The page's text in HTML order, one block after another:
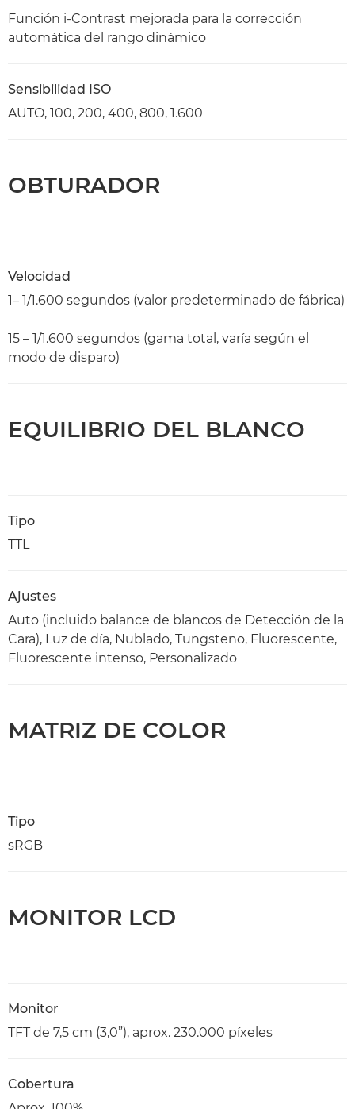
Función i-Contrast mejorada para la corrección
automática del rango dinámico
Sensibilidad ISO
AUTO, 100, 200, 400, 800, 1.600
OBTURADOR
Velocidad
1– 1/1.600 segundos (valor predeterminado de fábrica)
15 – 1/1.600 segundos (gama total, varía según el
modo de disparo)
EQUILIBRIO DEL BLANCO
Tipo
TTL
Ajustes
Auto (incluido balance de blancos de Detección de la
Cara), Luz de día, Nublado, Tungsteno, Fluorescente,
Fluorescente intenso, Personalizado
MATRIZ DE COLOR
Tipo
sRGB
MONITOR LCD
Monitor
TFT de 7,5 cm (3,0”), aprox. 230.000 píxeles
Cobertura